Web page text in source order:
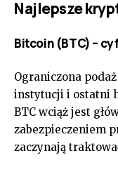
Najlepsze
Bitcoin (BTC) –
Ograniczona
instytucji i ostatni
BTC wciąż jest
zabezpieczeniem
zaczynają